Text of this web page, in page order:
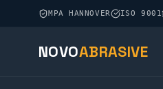
MPA HANNOVER ISO 9001
NOVOABRASIVE